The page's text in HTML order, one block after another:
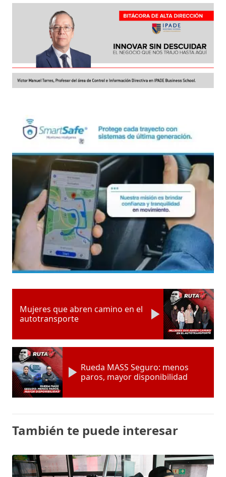
Mujeres que abren camino en el
autotransporte
Rueda MASS Seguro: menos
paros, mayor disponibilidad
También te puede interesar